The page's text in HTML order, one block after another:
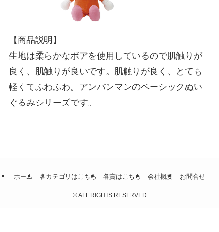
【商品説明】
生地は柔らかなボアを使用しているので肌触りが
良く、肌触りが良いです。肌触りが良く、とても
軽くてふわふわ。アンパンマンのベーシックぬい
ぐるみシリーズです。
ホーム 各カテゴリはこちら 各賞はこちら 会社概要 お問合せ
©ALL RIGHTS RESERVED